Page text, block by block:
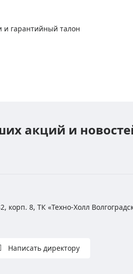
и гарантийный талон
акций и
корп. 8, ТК «Техно-Холл
Написать директору